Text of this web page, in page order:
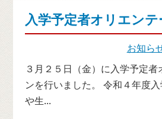
入学予定者オリエン
お知ら
３月２５日（金）に入学予定者
ンを行いました。 令和４年度
や生...